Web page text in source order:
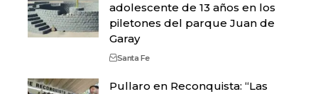
adolescente de 13 años en los
piletones del parque Juan de
Garay
Santa Fe
Pullaro en Reconquista: “Las